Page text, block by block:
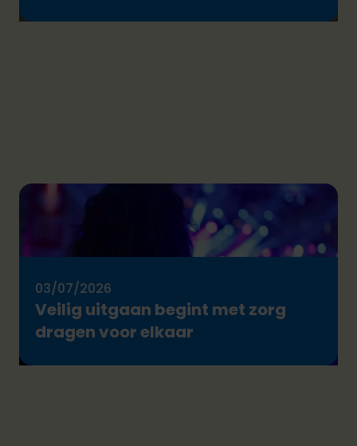
03/07/2026
Veilig uitgaan begint met zorg
dragen voor elkaar